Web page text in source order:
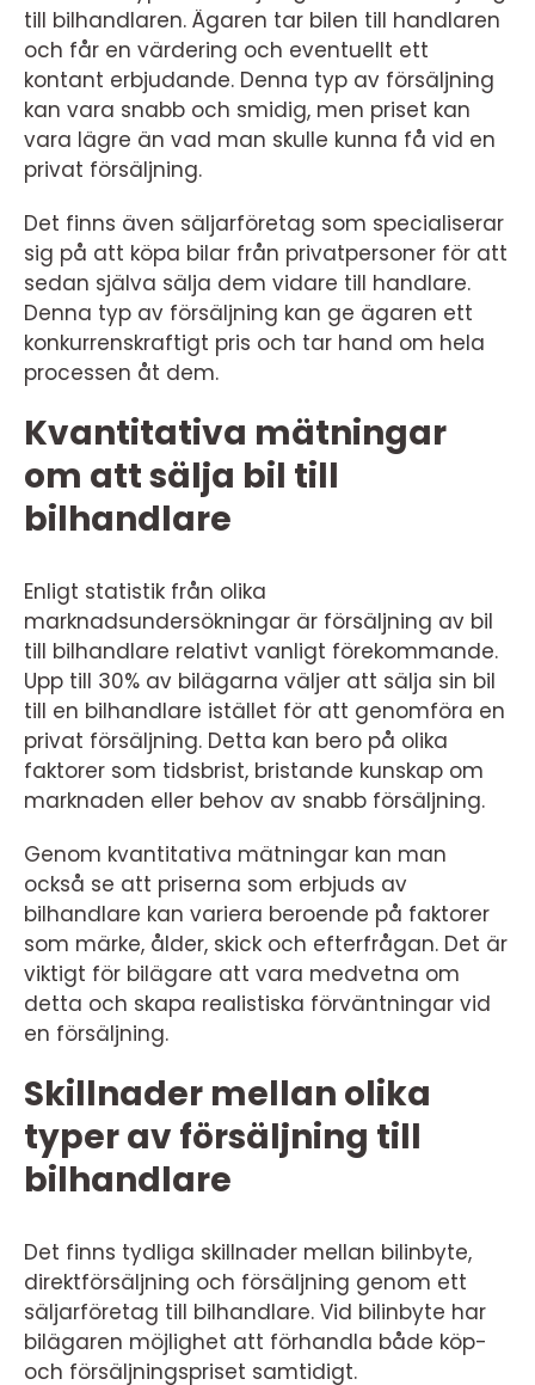
till bilhandlaren. Ägaren tar bilen till handlaren
och får en värdering och eventuellt ett
kontant erbjudande. Denna typ av försäljning
kan vara snabb och smidig, men priset kan
vara lägre än vad man skulle kunna få vid en
privat försäljning.
Det finns även säljarföretag som specialiserar
sig på att köpa bilar från privatpersoner för att
sedan själva sälja dem vidare till handlare.
Denna typ av försäljning kan ge ägaren ett
konkurrenskraftigt pris och tar hand om hela
processen åt dem.
Kvantitativa mätningar
om att sälja bil till
bilhandlare
Enligt statistik från olika
marknadsundersökningar är försäljning av bil
till bilhandlare relativt vanligt förekommande.
Upp till 30% av bilägarna väljer att sälja sin bil
till en bilhandlare istället för att genomföra en
privat försäljning. Detta kan bero på olika
faktorer som tidsbrist, bristande kunskap om
marknaden eller behov av snabb försäljning.
Genom kvantitativa mätningar kan man
också se att priserna som erbjuds av
bilhandlare kan variera beroende på faktorer
som märke, ålder, skick och efterfrågan. Det är
viktigt för bilägare att vara medvetna om
detta och skapa realistiska förväntningar vid
en försäljning.
Skillnader mellan olika
typer av försäljning till
bilhandlare
Det finns tydliga skillnader mellan bilinbyte,
direktförsäljning och försäljning genom ett
säljarföretag till bilhandlare. Vid bilinbyte har
bilägaren möjlighet att förhandla både köp-
och försäljningspriset samtidigt.